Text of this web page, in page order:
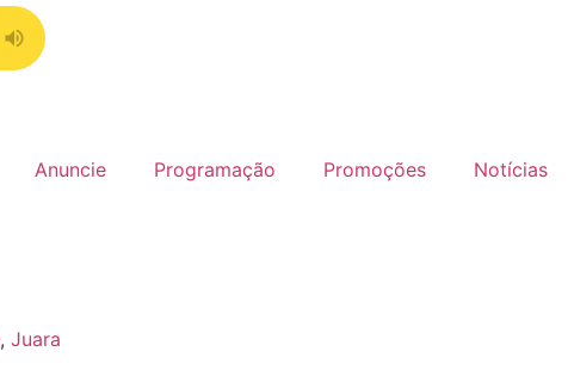
Anuncie Programação Promoções Notícias
, Juara